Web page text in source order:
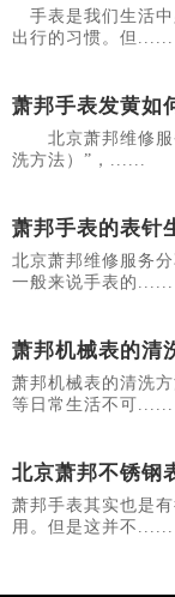
手表是我们生活中
出行的习惯。但......
萧邦手表发黄如
北京萧邦维修服
洗方法）”，......
萧邦手表的表针
北京萧邦维修服务
一般来说手表的......
萧邦机械表的清
萧邦机械表的清洗
等日常生活不可......
北京萧邦不锈钢
萧邦手表其实也是
用。但是这并不......